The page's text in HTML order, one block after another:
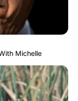
Michelle